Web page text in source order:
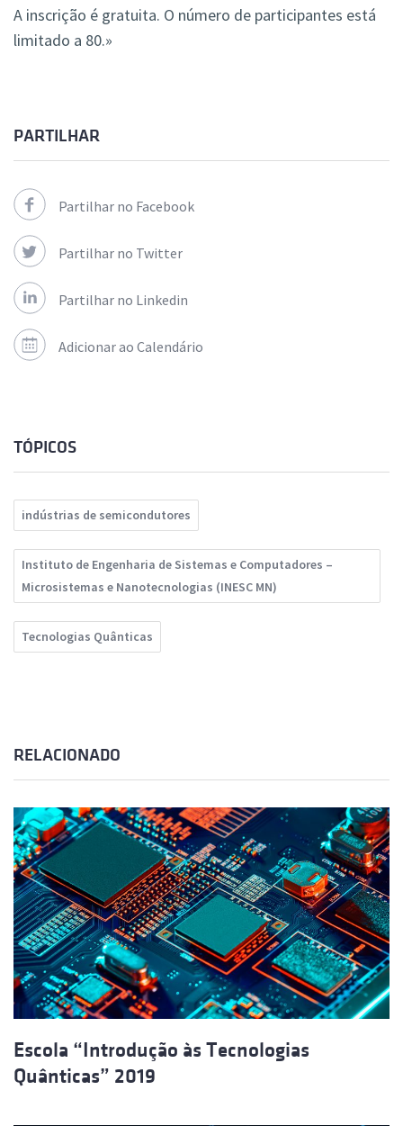
A inscrição é gratuita. O número de participantes está
limitado a 80.»
PARTILHAR
Partilhar no Facebook
Partilhar no Twitter
Partilhar no Linkedin
Adicionar ao Calendário
TÓPICOS
indústrias de semicondutores
Instituto de Engenharia de Sistemas e Computadores –
Microsistemas e Nanotecnologias (INESC MN)
Tecnologias Quânticas
RELACIONADO
Escola “Introdução às Tecnologias
Quânticas” 2019